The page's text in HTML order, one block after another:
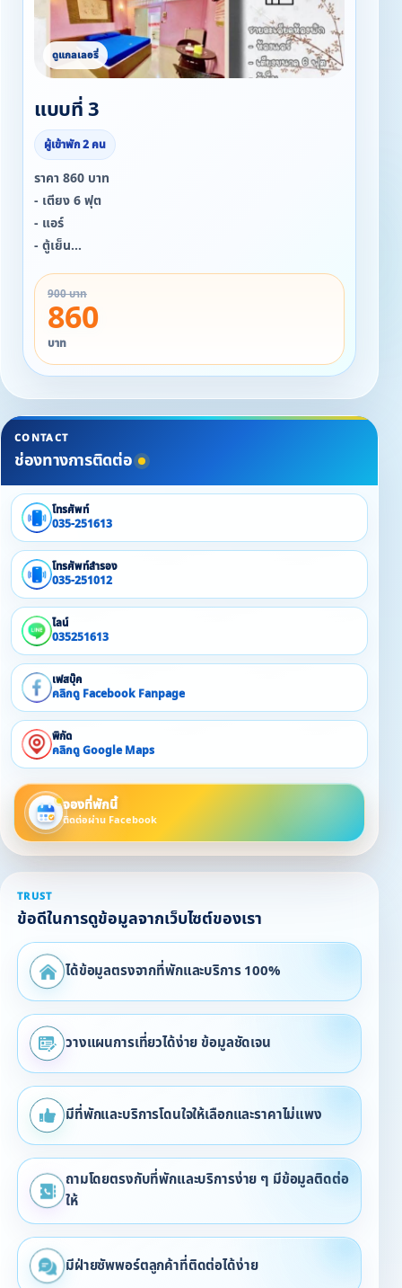
แบบที่ 3
ผู้เข้าพัก 2 คน
ราคา 860 บาท
- เตียง 6 ฟุต
- แอร์
- ตู้เย็น
900 บาท
860
บาท
CONTACT
ช่องทางการติดต่อ
โทรศัพท์
035-251613
โทรศัพท์สำรอง
035-251012
ไลน์
035251613
เฟสบุ๊ค
คลิกดู Facebook Fanpage
พิกัด
คลิกดู Google Maps
จองที่พักนี้
ติดต่อผ่าน Facebook
TRUST
ข้อดีในการดูข้อมูลจากเว็บไซต์ของเรา
ได้ข้อมูลตรงจากที่พักและบริการ 100%
วางแผนการเที่ยวได้ง่าย ข้อมูลชัดเจน
มีที่พักและบริการโดนใจให้เลือกและราคาไม่แพง
ถามโดยตรงกับที่พักและบริการง่าย ๆ มีข้อมูลติดต่อ
ให้
มีฝ่ายซัพพอร์ตลูกค้าที่ติดต่อได้ง่าย